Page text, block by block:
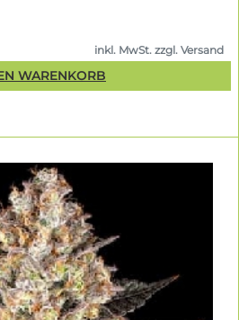
inkl. MwSt. zzgl. Versand
WARENKORB